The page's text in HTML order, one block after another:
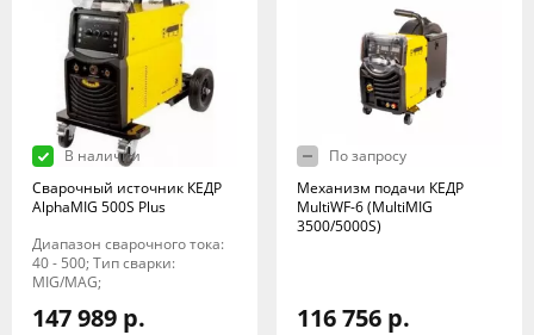
В наличии
Сварочный источник КЕДР
AlphaMIG 500S Plus
Диапазон сварочного тока:
40 - 500; Тип сварки:
MIG/MAG;
147 989 р.
По запросу
Механизм подачи КЕДР
MultiWF-6 (MultiMIG
3500/5000S)
116 756 р.